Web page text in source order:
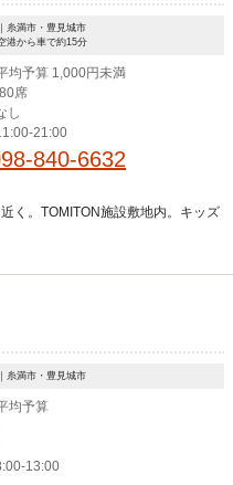
糸満市・豊見城市
港から車で約15分
均予算 1,000円未満
80席
し
21:00
840-6632
く。TOMITON施設敷地内。キッズ
糸満市・豊見城市
均予算
13:00